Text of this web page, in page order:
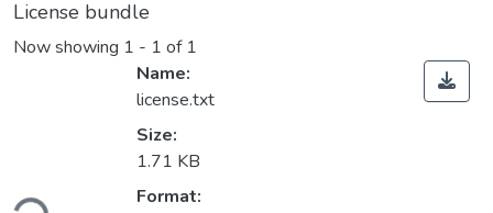
License bundle
Now showing 1 - 1 of 1
Name:
license.txt
Size:
1.71 KB
Format: